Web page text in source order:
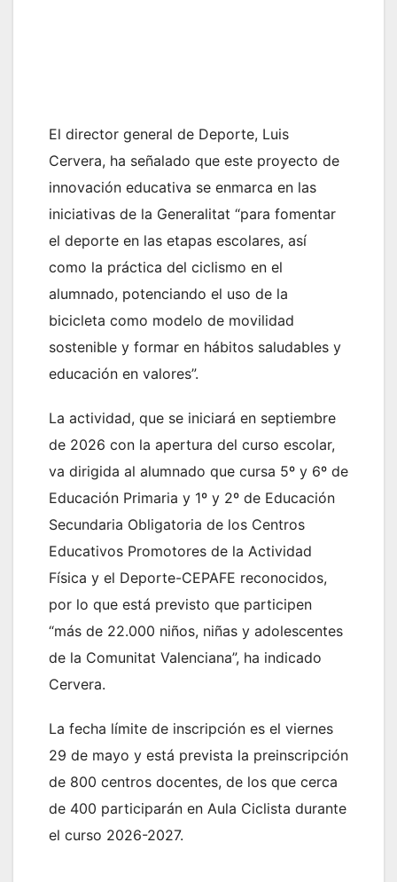
El director general de Deporte, Luis
Cervera, ha señalado que este proyecto de
innovación educativa se enmarca en las
iniciativas de la Generalitat “para fomentar
el deporte en las etapas escolares, así
como la práctica del ciclismo en el
alumnado, potenciando el uso de la
bicicleta como modelo de movilidad
sostenible y formar en hábitos saludables y
educación en valores”.
La actividad, que se iniciará en septiembre
de 2026 con la apertura del curso escolar,
va dirigida al alumnado que cursa 5º y 6º de
Educación Primaria y 1º y 2º de Educación
Secundaria Obligatoria de los Centros
Educativos Promotores de la Actividad
Física y el Deporte-CEPAFE reconocidos,
por lo que está previsto que participen
“más de 22.000 niños, niñas y adolescentes
de la Comunitat Valenciana”, ha indicado
Cervera.
La fecha límite de inscripción es el viernes
29 de mayo y está prevista la preinscripción
de 800 centros docentes, de los que cerca
de 400 participarán en Aula Ciclista durante
el curso 2026-2027.